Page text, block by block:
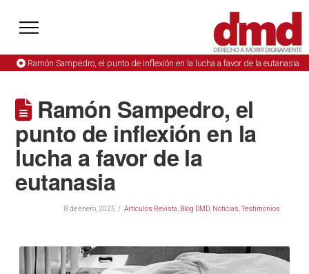
Ramón Sampedro, el punto de inflexión en la lucha a favor de la eutanasia
Ramón Sampedro, el
punto de inflexión en la
lucha a favor de la
eutanasia
8 de enero, 2025 Artículos Revista Blog DMD, Noticias ,Testimonios